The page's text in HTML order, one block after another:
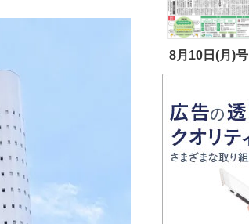
8月10日(月)号